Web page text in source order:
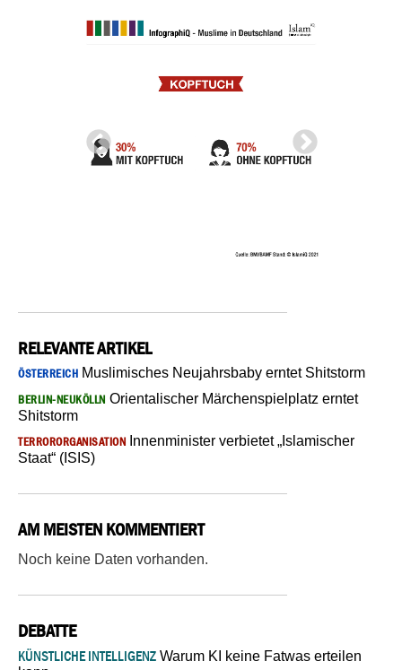
RELEVANTE ARTIKEL
ÖSTERREICH Muslimisches Neujahrsbaby erntet Shitstorm
BERLIN-NEUKÖLLN Orientalischer Märchenspielplatz erntet
Shitstorm
TERRORORGANISATION Innenminister verbietet „Islamischer
Staat“ (ISIS)
AM MEISTEN KOMMENTIERT
Noch keine Daten vorhanden.
DEBATTE
KÜNSTLICHE INTELLIGENZ Warum KI keine Fatwas erteilen